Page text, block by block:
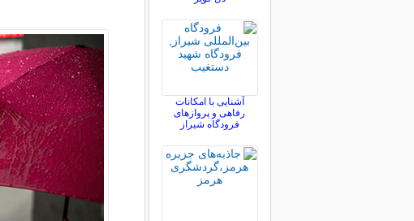
آشنایی با امکانات
رفاهی و پروازهای
فرودگاه شیراز